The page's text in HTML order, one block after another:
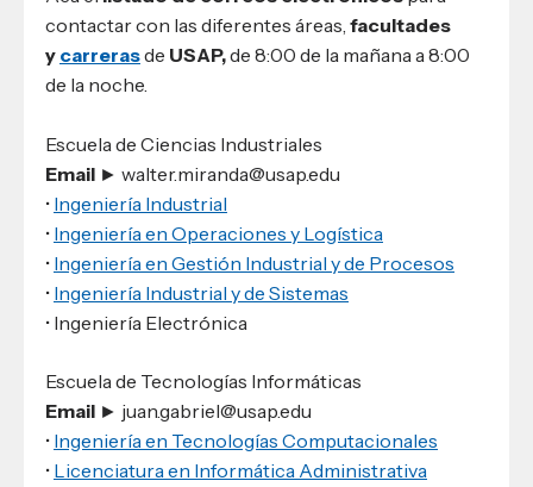
contactar con las diferentes áreas, facultades
y carrerasde USAP,de 8:00 de la mañana a 8:00
de la noche.
Escuela de Ciencias Industriales
Email ► walter.miranda@usap.edu
• Ingeniería Industrial
• Ingeniería en Operaciones y Logística
• Ingeniería en Gestión Industrial y de Procesos
• Ingeniería Industrial y de Sistemas
• Ingeniería Electrónica
Escuela de Tecnologías Informáticas
Email ► juan.gabriel@usap.edu
• Ingeniería en Tecnologías Computacionales
• Licenciatura en Informática Administrativa